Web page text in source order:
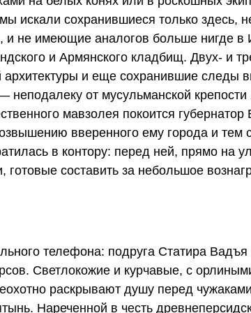
искали сохранившиеся только здесь,
и не имеющие аналогов больше нигде в
и Армянского кладбищ. Двух- и
и еще сохранившие следы
неподалеку от мусульманской крепости
мавзолея покоится губернатор
вверенного ему города и тем
в контору: перед ней, прямо на
составить за небольшое
телефона: подруга Статира Вадъя
Светлокожие и курчавые, с
раскрывают душу перед
Нареченной в честь